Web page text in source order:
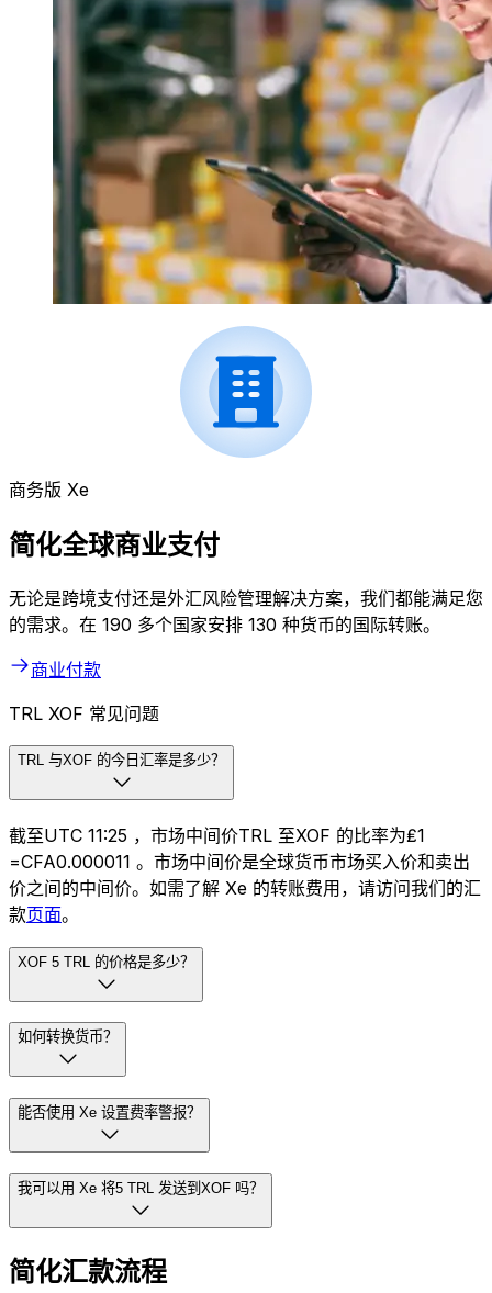
商务版 Xe
简化全球商业支付
无论是跨境支付还是外汇风险管理解决方案，我们都能满足您
的需求。在 190 多个国家安排 130 种货币的国际转账。
商业付款
TRL XOF 常见问题
TRL 与XOF 的今日汇率是多少？
截至UTC 11:25 ，市场中间价TRL 至XOF 的比率为₤1
=CFA0.000011 。市场中间价是全球货币市场买入价和卖出
价之间的中间价。如需了解 Xe 的转账费用，请访问我们的汇
款页面。
XOF 5 TRL 的价格是多少？
如何转换货币？
能否使用 Xe 设置费率警报？
我可以用 Xe 将5 TRL 发送到XOF 吗？
简化汇款流程